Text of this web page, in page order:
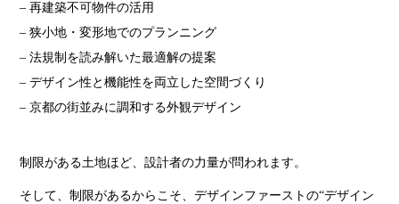
– 再建築不可物件の活用
– 狭小地・変形地でのプランニング
– 法規制を読み解いた最適解の提案
– デザイン性と機能性を両立した空間づくり
– 京都の街並みに調和する外観デザイン
制限がある土地ほど、設計者の力量が問われます。
そして、制限があるからこそ、デザインファーストの“デザイン